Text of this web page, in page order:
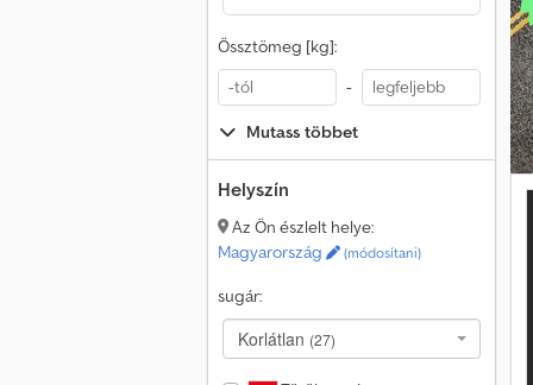
Össztömeg [kg]:
-
Mutass többet
Helyszín
Az Ön észlelt helye:
Magyarország
(módosítani)
sugár:
Korlátlan (27)